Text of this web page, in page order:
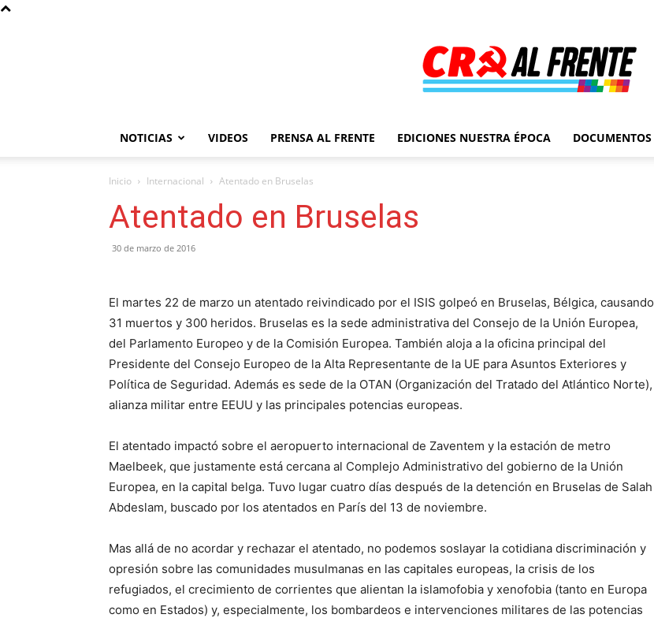
Al
–
CR
NOTICIAS VIDEOS PRENSA AL FRENTE EDICIONES NUESTRA ÉPOCA DOCUMENTOS
Inicio Internacional Atentado en Bruselas
Atentado en Bruselas
30 de marzo de 2016
El martes 22 de marzo un atentado reivindicado por el ISIS golpeó en Bruselas, Bélgica, causando
31 muertos y 300 heridos. Bruselas es la sede administrativa del Consejo de la Unión Europea,
del Parlamento Europeo y de la Comisión Europea. También aloja a la oficina principal del
Presidente del Consejo Europeo de la Alta Representante de la UE para Asuntos Exteriores y
Política de Seguridad. Además es sede de la OTAN (Organización del Tratado del Atlántico Norte),
alianza militar entre EEUU y las principales potencias europeas.
El atentado impactó sobre el aeropuerto internacional de Zaventem y la estación de metro
Maelbeek, que justamente está cercana al Complejo Administrativo del gobierno de la Unión
Europea, en la capital belga. Tuvo lugar cuatro días después de la detención en Bruselas de Salah
Abdeslam, buscado por los atentados en París del 13 de noviembre.
Mas allá de no acordar y rechazar el atentado, no podemos soslayar la cotidiana discriminación y
opresión sobre las comunidades musulmanas en las capitales europeas, la crisis de los
refugiados, el crecimiento de corrientes que alientan la islamofobia y xenofobia (tanto en Europa
como en Estados) y, especialmente, los bombardeos e intervenciones militares de las potencias